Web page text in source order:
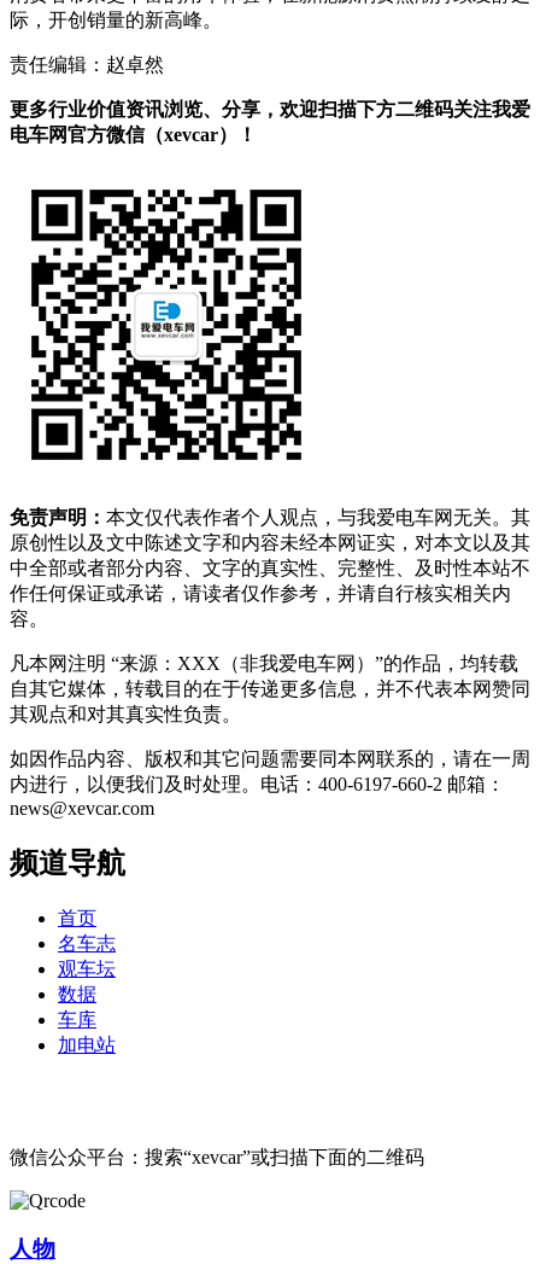
际，开创销量的新高峰。
责任编辑：赵卓然
更多行业价值资讯浏览、分享，欢迎扫描下方二维码关注我爱
电车网官方微信（xevcar）！
免责声明： 本文仅代表作者个人观点，与我爱电车网无关。其
原创性以及文中陈述文字和内容未经本网证实，对本文以及其
中全部或者部分内容、文字的真实性、完整性、及时性本站不
作任何保证或承诺，请读者仅作参考，并请自行核实相关内
容。
凡本网注明 “来源：XXX（非我爱电车网）”的作品，均转载
自其它媒体，转载目的在于传递更多信息，并不代表本网赞同
其观点和对其真实性负责。
如因作品内容、版权和其它问题需要同本网联系的，请在一周
内进行，以便我们及时处理。电话：400-6197-660-2 邮箱：
news@xevcar.com
频道导航
首页
名车志
观车坛
数据
车库
加电站
微信公众平台：搜索“xevcar”或扫描下面的二维码
人物